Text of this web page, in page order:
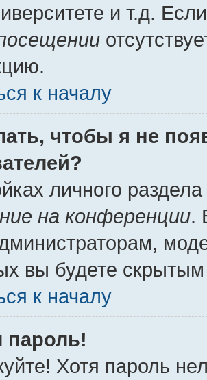
и т.д.
к началу
чтобы я не
личного
на конференции.
вы будете
к началу
пароль!
Хотя пароль